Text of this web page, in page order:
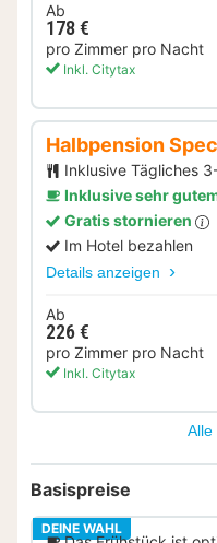
Ab
178 €
pro Zimmer pro Nacht
Inkl. Citytax
Halbpension
Inklusive Tägliches
Inklusive sehr
Gratis stornieren
Im Hotel bezahlen
Details anzeigen
Ab
226 €
pro Zimmer pro Nacht
Inkl. Citytax
Alle
Basispreise
DEINE WAHL